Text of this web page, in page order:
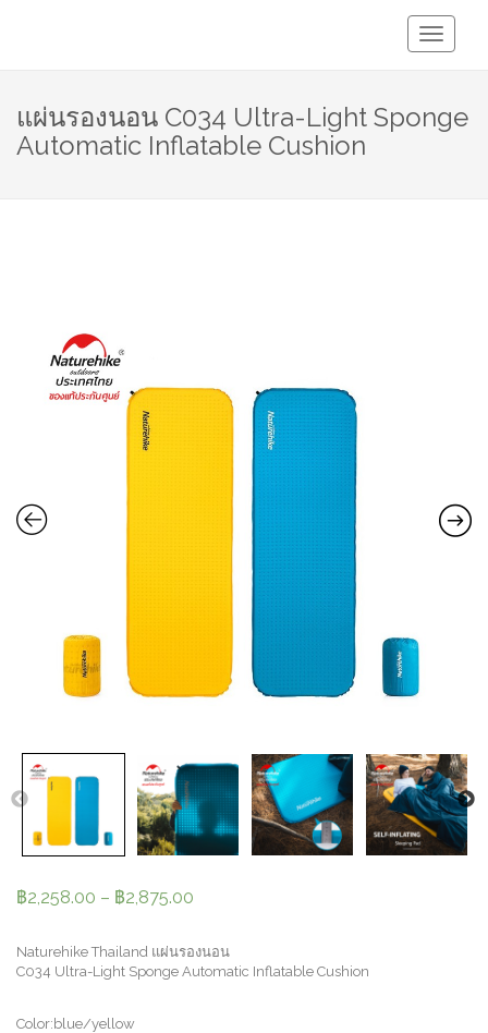
Toggle
แผ่นรองนอน C034 Ultra-Light Sponge
Automatic Inflatable Cushion
฿2,258.00 – ฿2,875.00
Naturehike Thailand แผ่นรองนอน
C034 Ultra-Light Sponge Automatic Inflatable Cushion
Color:blue/yellow